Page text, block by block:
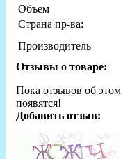
Объем
Страна пр-ва:
Производитель
Отзывы о товаре:
Пока отзывов об этом
появятся!
Добавить отзыв: